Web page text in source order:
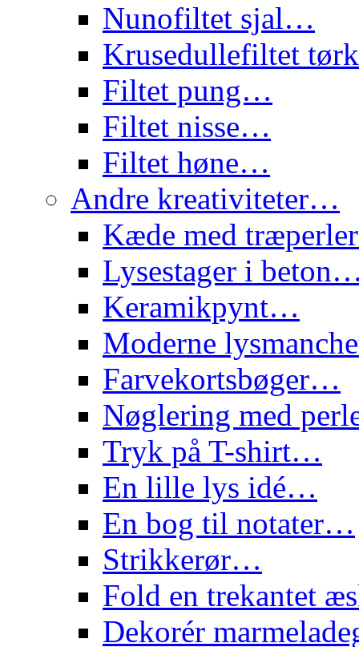
Nunofiltet sjal…
Krusedullefiltet
Filtet pung…
Filtet nisse…
Filtet høne…
Andre kreativiteter…
Kæde med
Lysestager i
Keramikpynt…
Moderne
Farvekortsbøger…
Nøglering med
Tryk på T-shirt…
En lille lys idé…
En bog til notater…
Strikkerør…
Fold en trekantet
Dekorér